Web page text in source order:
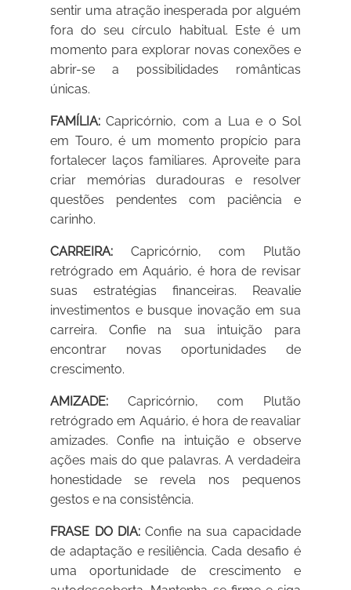
sentir uma atração inesperada por alguém
fora do seu círculo habitual. Este é um
momento para explorar novas conexões e
abrir-se a possibilidades românticas
únicas.
FAMÍLIA: Capricórnio, com a Lua e o Sol
em Touro, é um momento propício para
fortalecer laços familiares. Aproveite para
criar memórias duradouras e resolver
questões pendentes com paciência e
carinho.
CARREIRA: Capricórnio, com Plutão
retrógrado em Aquário, é hora de revisar
suas estratégias financeiras. Reavalie
investimentos e busque inovação em sua
carreira. Confie na sua intuição para
encontrar novas oportunidades de
crescimento.
AMIZADE: Capricórnio, com Plutão
retrógrado em Aquário, é hora de reavaliar
amizades. Confie na intuição e observe
ações mais do que palavras. A verdadeira
honestidade se revela nos pequenos
gestos e na consistência.
FRASE DO DIA: Confie na sua capacidade
de adaptação e resiliência. Cada desafio é
uma oportunidade de crescimento e